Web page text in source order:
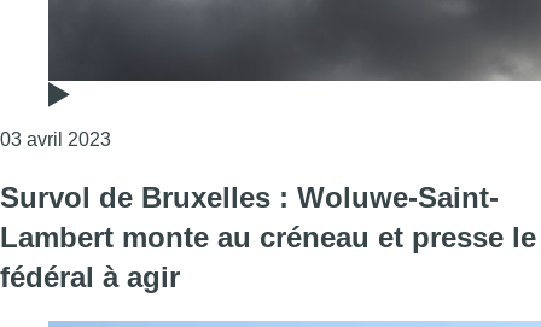
03 avril 2023Consulter l'article "220 000 personnes subissent
Survol de Bruxelles : Woluwe-Saint-
Lambert monte au créneau et presse le
fédéral à agir